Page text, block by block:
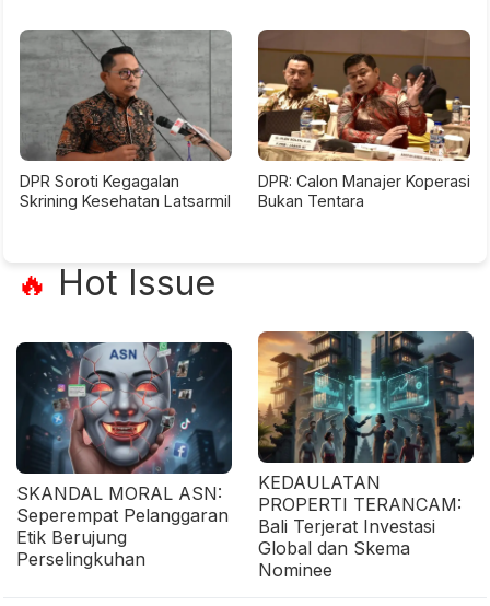
DPR Soroti Kegagalan
Skrining Kesehatan Latsarmil
DPR: Calon Manajer Koperasi
Bukan Tentara
🔥 Hot Issue
SKANDAL MORAL ASN:
Seperempat Pelanggaran
Etik Berujung
Perselingkuhan
KEDAULATAN
PROPERTI TERANCAM:
Bali Terjerat Investasi
Global dan Skema
Nominee